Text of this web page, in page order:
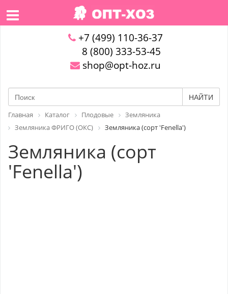
+7 (499) 110-36-37
8 (800) 333-53-45
shop@opt-hoz.ru
НАЙТИ
Главная Каталог Плодовые
Земляника
Земляника ФРИГО (ОКС)
Земляника (сорт 'Fenella')
Земляника (сорт
'Fenella')